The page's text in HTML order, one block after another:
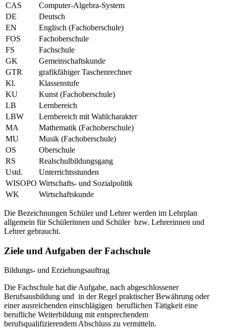
CAS
Computer-Algebra-System
DE
Deutsch
EN
Englisch (Fachoberschule)
FOS
Fachoberschule
FS
Fachschule
GK
Gemeinschaftskunde
GTR
grafikfähiger Taschenrechner
Kl.
Klassenstufe
KU
Kunst (Fachoberschule)
LB
Lernbereich
LBW
Lernbereich mit Wahlcharakter
MA
Mathematik (Fachoberschule)
MU
Musik (Fachoberschule)
OS
Oberschule
RS
Realschulbildungsgang
Ustd.
Unterrichtsstunden
WISOPO Wirtschafts- und Sozialpolitik
WK
Wirtschaftskunde
Die Bezeichnungen Schüler und Lehrer werden im Lehrplan
allgemein für Schülerinnen und Schüler bzw. Lehrerinnen und
Lehrer gebraucht.
Ziele und Aufgaben der Fachschule
Bildungs- und Erziehungsauftrag
Die Fachschule hat die Aufgabe, nach abgeschlossener
Berufsausbildung und in der Regel praktischer Bewährung oder
einer ausreichenden einschlägigen beruflichen Tätigkeit eine
berufliche Weiterbildung mit entsprechendem
berufsqualifizierendem Abschluss zu vermitteln.